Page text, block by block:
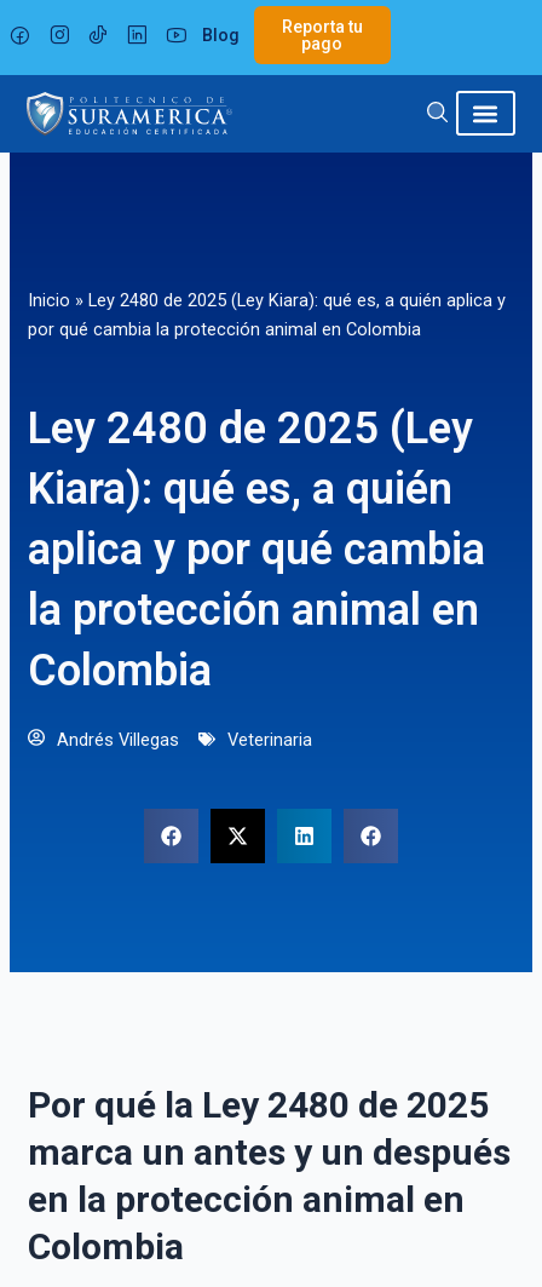
al
contenido
Blog
Reporta tu
pago
Inicio » Ley 2480 de 2025 (Ley Kiara): qué es, a quién aplica y
por qué cambia la protección animal en Colombia
Ley 2480 de 2025 (Ley
Kiara): qué es, a quién
aplica y por qué cambia
la protección animal en
Colombia
Andrés Villegas Veterinaria
Por qué la Ley 2480 de 2025
marca un antes y un después
en la protección animal en
Colombia